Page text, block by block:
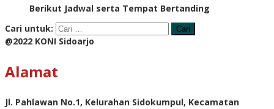
Berikut Jadwal serta Tempat Bertanding
Cari untuk:
@2022 KONI Sidoarjo
Alamat
Jl. Pahlawan No.1, Kelurahan Sidokumpul, Kecamatan